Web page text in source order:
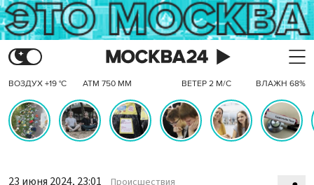
ВОЗДУХ +19 °C АТМ 750 ММ ВЕТЕР 2 М/С ВЛАЖН 68%
23 июня 2024, 23:01 Происшествия